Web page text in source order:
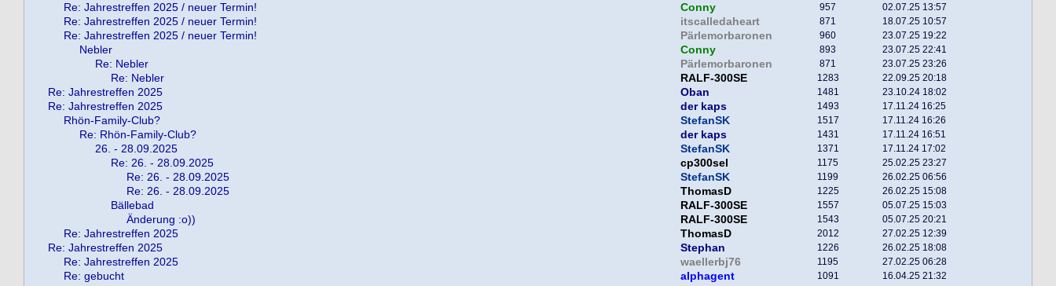
Re: Jahrestreffen 2025 / neuer Termin! Conny 957 02.07.25 13:57
Re: Jahrestreffen 2025 / neuer Termin! itscalledaheart 871 18.07.25 10:57
Re: Jahrestreffen 2025 / neuer Termin! Pärlemorbaronen 960 23.07.25 19:22
Nebler Conny 893 23.07.25 22:41
Re: Nebler Pärlemorbaronen 871 23.07.25 23:26
Re: Nebler RALF-300SE 1283 22.09.25 20:18
Re: Jahrestreffen 2025 Oban 1481 23.10.24 18:02
Re: Jahrestreffen 2025 der kaps 1493 17.11.24 16:25
Rhön-Family-Club? StefanSK 1517 17.11.24 16:26
Re: Rhön-Family-Club? der kaps 1431 17.11.24 16:51
26. - 28.09.2025 StefanSK 1371 17.11.24 17:02
Re: 26. - 28.09.2025 cp300sel 1175 25.02.25 23:27
Re: 26. - 28.09.2025 StefanSK 1199 26.02.25 06:56
Re: 26. - 28.09.2025 ThomasD 1225 26.02.25 15:08
Bällebad RALF-300SE 1557 05.07.25 15:03
Änderung :o)) RALF-300SE 1543 05.07.25 20:21
Re: Jahrestreffen 2025 ThomasD 2012 27.02.25 12:39
Re: Jahrestreffen 2025 Stephan 1226 26.02.25 18:08
Re: Jahrestreffen 2025 waellerbj76 1195 27.02.25 06:28
Re: gebucht alphagent 1091 16.04.25 21:32